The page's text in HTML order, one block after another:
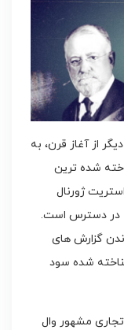
از آغاز قرن، به
از شناخته شده ترین
ژورنال
اکنون به طور رسمی از طریق TradingView در دسترس است.
گزارش های
شده سود
مشهور وال